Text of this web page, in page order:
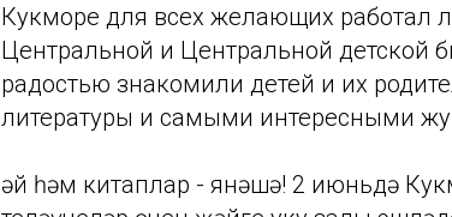
Кукморе для всех желающих работал
Центральной и Центральной детской
радостью знакомили детей и их
литературы и самыми интересными
Җәй һәм китаплар - янәшә! 2 июньдә